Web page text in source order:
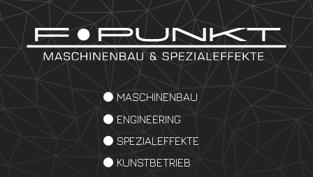
MASCHINENBAU
ENGINEERING
SPEZIALEFFEKTE
KUNSTBETRIEB